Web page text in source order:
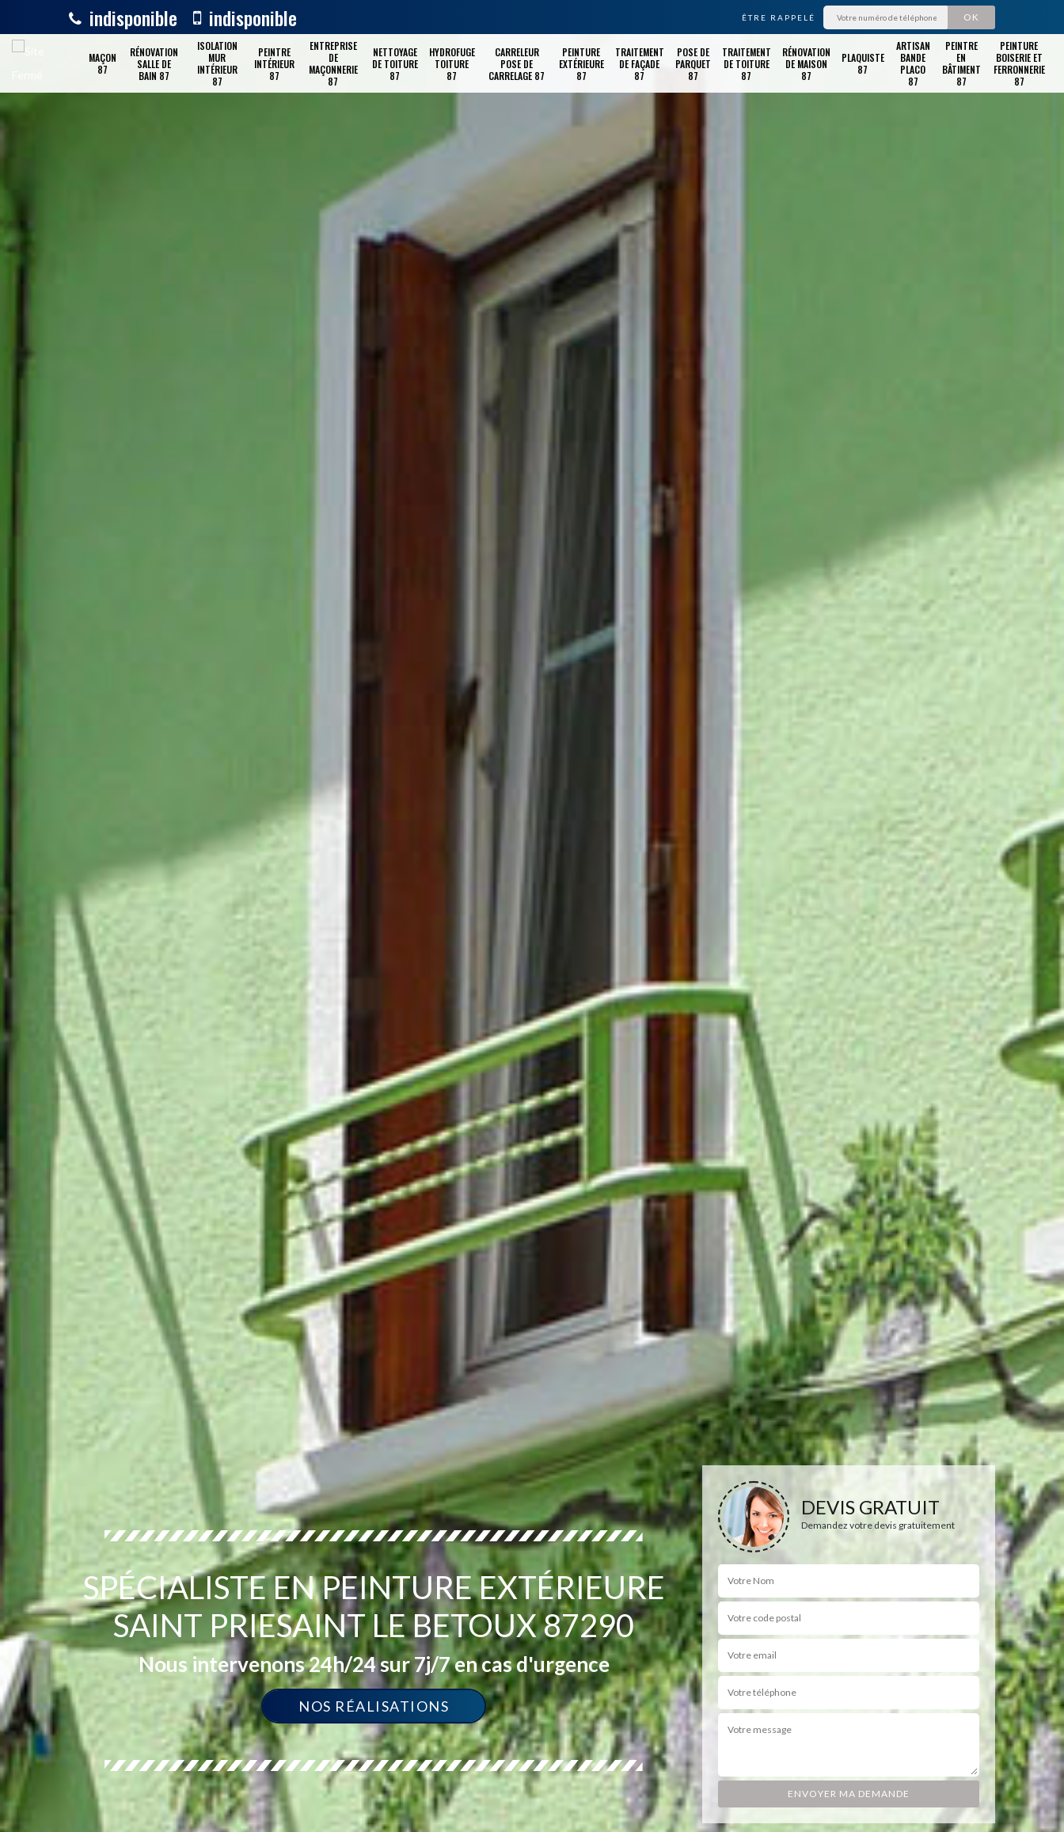
indisponible indisponible ÊTRE RAPPELÉ
MAÇON
87
RÉNOVATION
SALLE DE
BAIN 87
ISOLATION
MUR
INTÉRIEUR
87
PEINTRE
INTÉRIEUR
87
ENTREPRISE
DE
MAÇONNERIE
87
NETTOYAGE
DE TOITURE
87
HYDROFUGE
TOITURE
87
CARRELEUR
POSE DE
CARRELAGE 87
PEINTURE
EXTÉRIEURE
87
TRAITEMENT
DE FAÇADE
87
POSE DE
PARQUET
87
TRAITEMENT
DE TOITURE
87
RÉNOVATION
DE MAISON
87
PLAQUISTE
87
ARTISAN
BANDE
PLACO
87
PEINTRE
EN
BÂTIMENT
87
PEINTURE
BOISERIE ET
FERRONNERIE
87
SPÉCIALISTE EN PEINTURE EXTÉRIEURE
SAINT PRIESAINT LE BETOUX 87290
Nous intervenons 24h/24 sur 7j/7 en cas d'urgence
NOS RÉALISATIONS
DEVIS GRATUIT
Demandez votre devis gratuitement